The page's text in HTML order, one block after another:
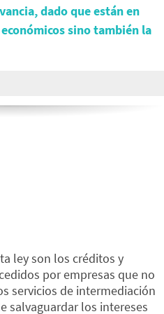
dado que están en
sino también la
ley son los créditos y
por empresas que no
servicios de intermediación
salvaguardar los intereses